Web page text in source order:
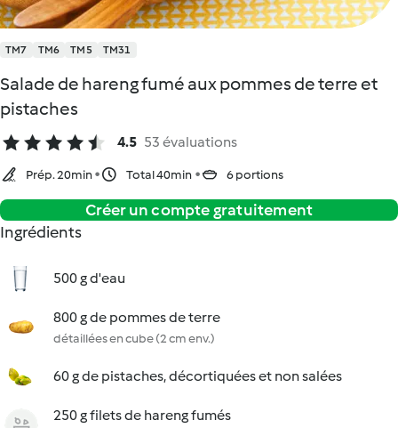
TM7 TM6 TM5 TM31
Salade de hareng fumé aux pommes de terre et
pistaches
4.5 53 évaluations
Prép. 20min Total 40min 6 portions
Créer un compte gratuitement
Ingrédients
500 g d'eau
800 g de pommes de terre
détaillées en cube (2 cm env.)
60 g de pistaches, décortiquées et non salées
250 g filets de hareng fumés